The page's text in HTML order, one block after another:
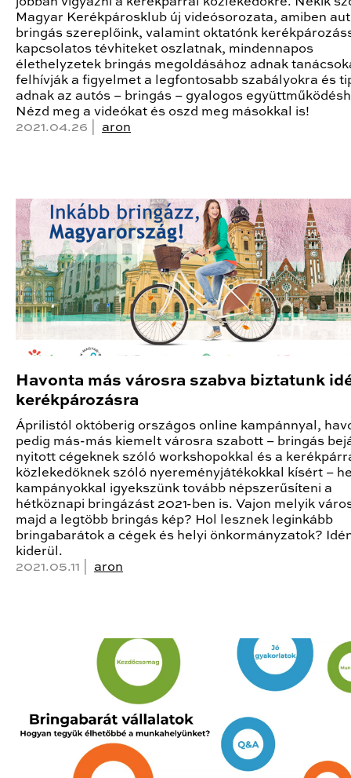
Magyar Kerékpárosklub új videósorozata, amiben
bringás szereplőink, valamint oktatónk
kapcsolatos tévhiteket oszlatnak, mindennapos
élethelyzetek bringás megoldásához adnak
felhívják a figyelmet a legfontosabb szabályokra és
adnak az autós – bringás – gyalogos
Nézd meg a videókat és oszd meg másokkal is!
2021.04.26 | aron
Havonta más városra szabva biztatunk
kerékpározásra
Áprilistól októberig országos online kampánnyal,
pedig más-más kiemelt városra szabott – bringás
nyitott cégeknek szóló workshopokkal és a
közlekedőknek szóló nyereményjátékokkal kísért –
kampányokkal igyekszünk tovább népszerűsíteni a
hétköznapi bringázást 2021-ben is. Vajon melyik
majd a legtöbb bringás kép? Hol lesznek leginkább
bringabarátok a cégek és helyi önkormányzatok?
kiderül.
2021.05.11 | aron